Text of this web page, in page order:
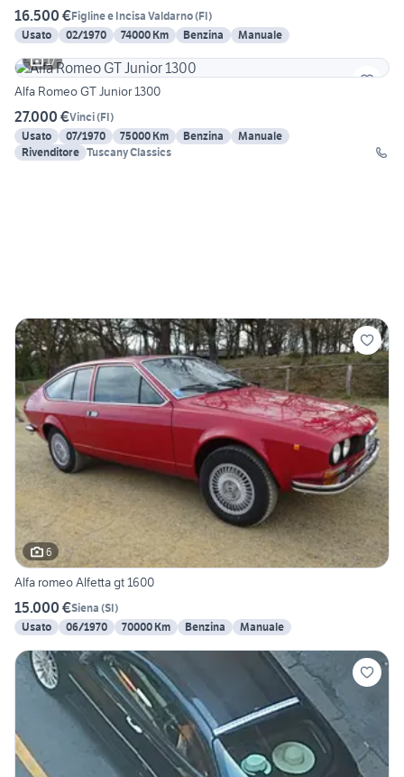
16.500 €Figline e Incisa Valdarno(FI)
Usato
02/1970 74000 Km Benzina
Manuale
17
Alfa Romeo GT Junior 1300
27.000 €Vinci(FI)
Usato
07/1970 75000 Km Benzina
Manuale
Rivenditore Tuscany Classics
6
Alfa romeo Alfetta gt 1600
15.000 €Siena (SI)
Usato
06/1970 70000 Km Benzina Manuale